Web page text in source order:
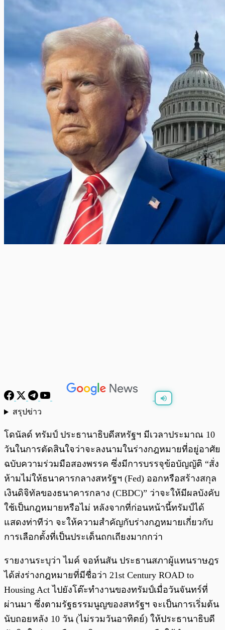
สรุปข่าว
โดนัลด์ ทรัมป์ ประธานาธิบดีสหรัฐฯ มีเวลาประมาณ 10
วันในการตัดสินใจว่าจะลงนามในร่างกฎหมายที่อยู่อาศัย
ฉบับความร่วมมือสองพรรค ซึ่งมีการบรรจุข้อบัญญัติ “สั่ง
ห้ามไม่ให้ธนาคารกลางสหรัฐฯ (Fed) ออกหรือสร้างสกุล
เงินดิจิทัลของธนาคารกลาง (CBDC)” ว่าจะให้มีผลบังคับ
ใช้เป็นกฎหมายหรือไม่ หลังจากที่ก่อนหน้านี้ทรัมป์ได้
แสดงท่าทีว่า จะให้ความสำคัญกับร่างกฎหมายเกี่ยวกับ
การเลือกตั้งที่เป็นประเด็นถกเถียงมากกว่า
รายงานระบุว่า ไมค์ จอห์นสัน ประธานสภาผู้แทนราษฎร
ได้ส่งร่างกฎหมายที่มีชื่อว่า 21st Century ROAD to
Housing Act ไปยังโต๊ะทำงานของทรัมป์เมื่อวันจันทร์ที่
ผ่านมา ซึ่งตามรัฐธรรมนูญของสหรัฐฯ จะเป็นการเริ่มต้น
นับถอยหลัง 10 วัน (ไม่รวมวันอาทิตย์) ให้ประธานาธิบดี